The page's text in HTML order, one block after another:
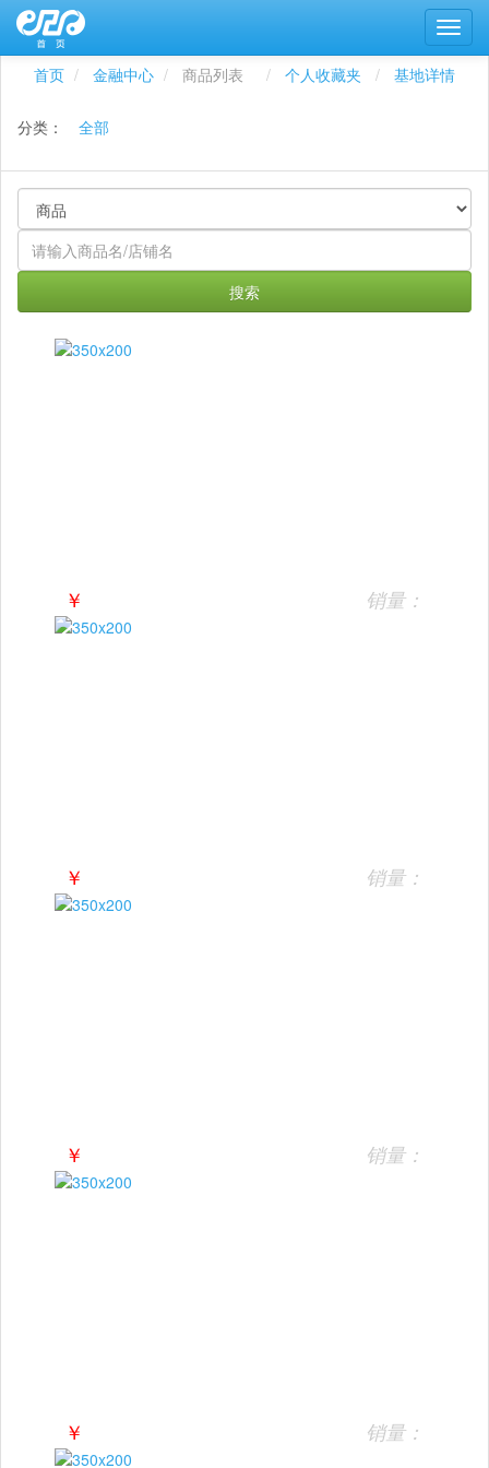
首页 金融中心 商品列表 基地详情
个人收藏夹
分类： 全部
搜索
￥ 销量：
￥ 销量：
￥ 销量：
￥ 销量：